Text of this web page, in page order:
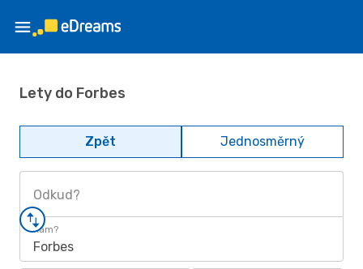
Lety do Forbes
Zpět Jednosměrný
Odkud?
Kam?
Forbes